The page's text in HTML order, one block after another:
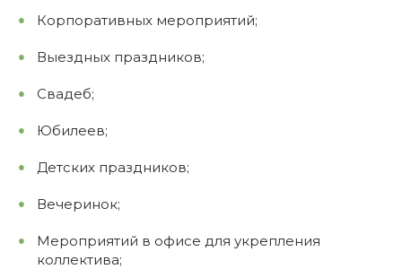
Корпоративных мероприятий;
Выездных праздников;
Свадеб;
Юбилеев;
Детских праздников;
Вечеринок;
Мероприятий в офисе для укрепления
коллектива;